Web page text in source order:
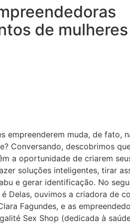
de mulheres
empreenderem muda, de fato,
Conversando, descobrimos
a oportunidade de criarem
soluções inteligentes, tirar
e gerar identificação. No
é Delas, ouvimos a criadora de
Fagundes, e as
Sex Shop (dedicada à